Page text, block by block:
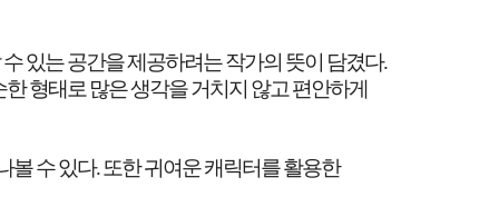
있는 공간을 제공하려는 작가의 뜻이 담겼다.
한 형태로 많은 생각을 거치지 않고 편안하게
볼 수 있다.또한 귀여운 캐릭터를 활용한